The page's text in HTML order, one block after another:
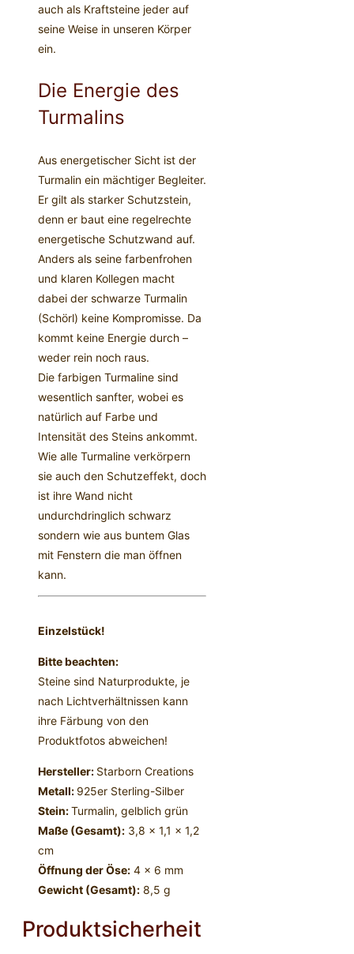
auch als Kraftsteine jeder auf
seine Weise in unseren Körper
ein.
Die Energie des
Turmalins
Aus energetischer Sicht ist der
Turmalin ein mächtiger Begleiter.
Er gilt als starker Schutzstein,
denn er baut eine regelrechte
energetische Schutzwand auf.
Anders als seine farbenfrohen
und klaren Kollegen macht
dabei der schwarze Turmalin
(Schörl) keine Kompromisse. Da
kommt keine Energie durch –
weder rein noch raus.
Die farbigen Turmaline sind
wesentlich sanfter, wobei es
natürlich auf Farbe und
Intensität des Steins ankommt.
Wie alle Turmaline verkörpern
sie auch den Schutzeffekt, doch
ist ihre Wand nicht
undurchdringlich schwarz
sondern wie aus buntem Glas
mit Fenstern die man öffnen
kann.
Einzelstück!
Bitte beachten:
Steine sind Naturprodukte, je
nach Lichtverhältnissen kann
ihre Färbung von den
Produktfotos abweichen!
Hersteller: Starborn Creations
Metall: 925er Sterling-Silber
Stein:Turmalin, gelblich grün
Maße (Gesamt): 3,8 x 1,1 x 1,2
cm
Öffnung der Öse: 4 x 6 mm
Gewicht (Gesamt): 8,5 g
Produktsicherheit